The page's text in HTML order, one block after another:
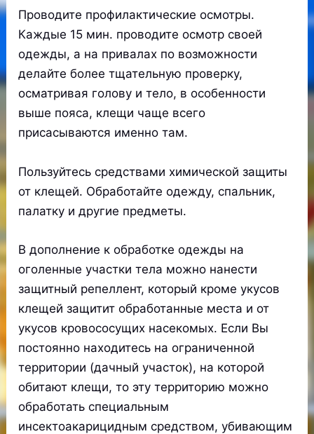
Проводите профилактические осмотры.
Каждые 15 мин. проводите осмотр своей
одежды, а на привалах по возможности
делайте более тщательную проверку,
осматривая голову и тело, в особенности
выше пояса, клещи чаще всего
присасываются именно там.
Пользуйтесь средствами химической защиты
от клещей. Обработайте одежду, спальник,
палатку и другие предметы.
В дополнение к обработке одежды на
оголенные участки тела можно нанести
защитный репеллент, который кроме укусов
клещей защитит обработанные места и от
укусов кровососущих насекомых. Если Вы
постоянно находитесь на ограниченной
территории (дачный участок), на которой
обитают клещи, то эту территорию можно
обработать специальным
инсектоакарицидным средством, убивающим